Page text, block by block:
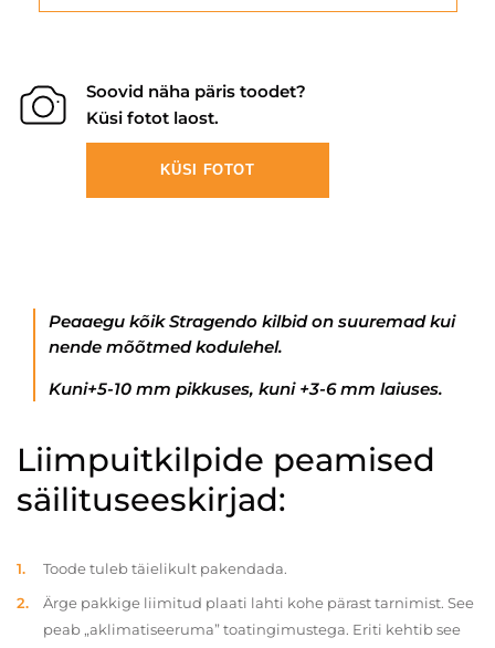
Soovid näha päris toodet?
Küsi fotot laost.
KÜSI FOTOT
Peaaegu kõik Stragendo kilbid on suuremad kui
nende mõõtmed kodulehel.
Kuni+5-10 mm pikkuses, kuni +3-6 mm laiuses.
Liimpuitkilpide peamised
säilituseeskirjad:
Toode tuleb täielikult pakendada.
Ärge pakkige liimitud plaati lahti kohe pärast tarnimist. See
peab „aklimatiseeruma” toatingimustega. Eriti kehtib see